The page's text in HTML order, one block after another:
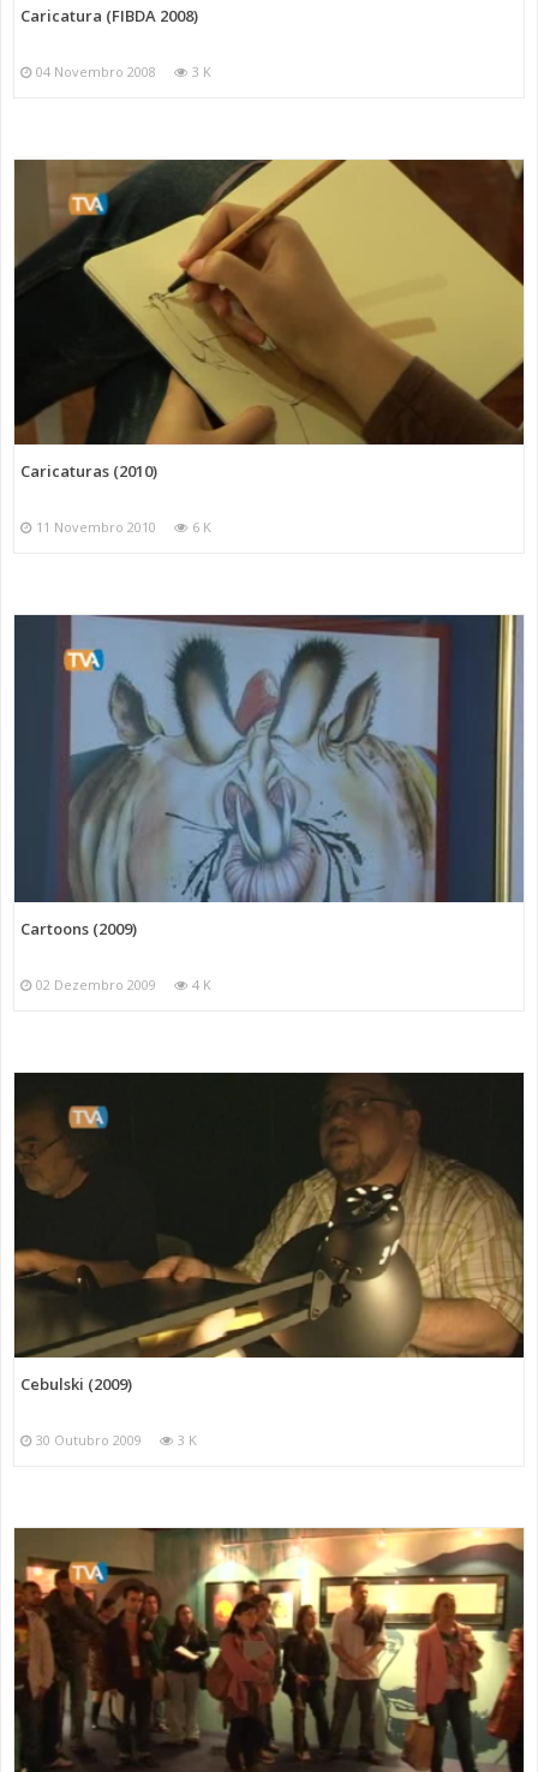
Caricatura (FIBDA 2008)
04 Novembro 2008 3 K
Caricaturas (2010)
11 Novembro 2010 6 K
Cartoons (2009)
02 Dezembro 2009 4 K
Cebulski (2009)
30 Outubro 2009 3 K